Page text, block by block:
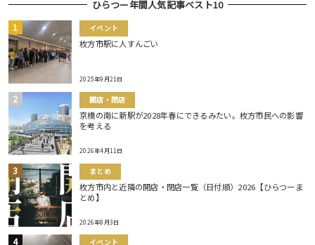
ひらつー年間人気記事ベスト10
イベント
枚方市駅に人すんごい
2025年9月21日
開店・閉店
京橋の南に新駅が2028年春にできるみたい。枚方市民への影響
を考える
2026年4月11日
まとめ
枚方市内と近隣の開店・閉店一覧（日付順）2026【ひらつーま
とめ】
2026年8月3日
イベント